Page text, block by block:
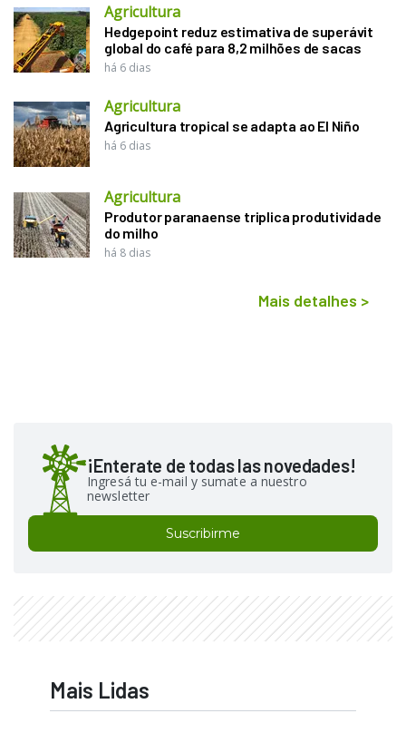
Agricultura
Hedgepoint reduz estimativa de superávit
global do café para 8,2 milhões de sacas
há 6 dias
Agricultura
Agricultura tropical se adapta ao El Niño
há 6 dias
Agricultura
Produtor paranaense triplica produtividade
do milho
há 8 dias
Mais detalhes >
¡Enterate de todas las novedades!
Ingresá tu e-mail y sumate a nuestro
newsletter
Suscribirme
Mais Lidas